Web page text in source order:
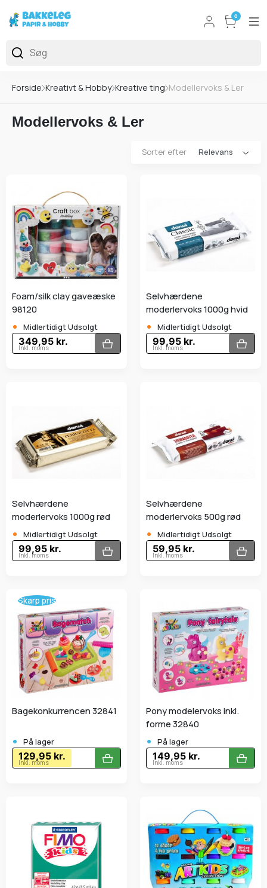
0
Forside Kreativt & Hobby Kreative ting Modellervoks & Ler
Modellervoks & Ler
Sorter efter
Foam/silk clay gaveæske
98120
• Midlertidigt Udsolgt
349,95 kr.
Inkl. moms
Selvhærdene
moderlervoks 1000g hvid
• Midlertidigt Udsolgt
99,95 kr.
Inkl. moms
Selvhærdene
moderlervoks 1000g rød
• Midlertidigt Udsolgt
99,95 kr.
Inkl. moms
Selvhærdene
moderlervoks 500g rød
• Midlertidigt Udsolgt
59,95 kr.
Inkl. moms
Skarp pris
Bagekonkurrencen 32841
• På lager
129,95 kr.
Inkl. moms
Pony modelervoks inkl.
forme 32840
• På lager
149,95 kr.
Inkl. moms